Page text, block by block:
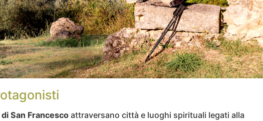
San Francesco attraversano città e luoghi spirituali legati alla